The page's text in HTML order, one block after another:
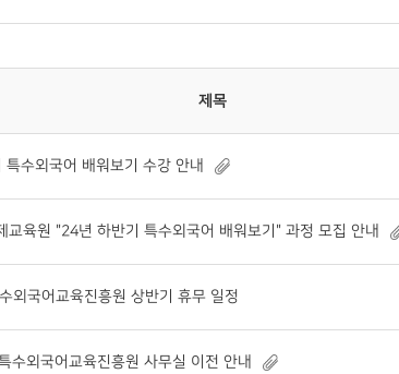
제목
수외국어 배워보기 수강 안내
교육원 "24년 하반기 특수외국어 배워보기" 과정 모집 안내
외국어교육진흥원 상반기 휴무 일정
수외국어교육진흥원 사무실 이전 안내